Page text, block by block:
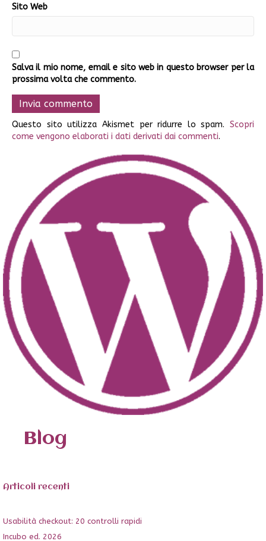
Sito Web
Salva il mio nome, email e sito web in questo browser per la
prossima volta che commento.
Questo sito utilizza Akismet per ridurre lo spam. Scopri
come vengono elaborati i dati derivati dai commenti.
Blog
Articoli recenti
Usabilità checkout: 20 controlli rapidi
Incubo ed. 2026